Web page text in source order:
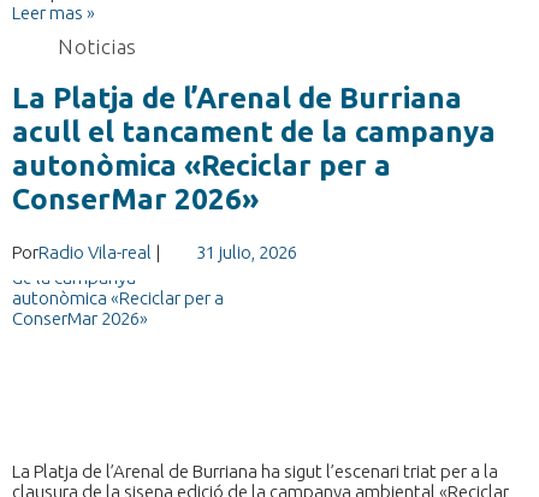
Leer mas »
Noticias
La Platja de l’Arenal de Burriana
acull el tancament de la campanya
autonòmica «Reciclar per a
ConserMar 2026»
PorRadio Vila-real | 31 julio, 2026
La Platja de l’Arenal de Burriana ha sigut l’escenari triat per a la
clausura de la sisena edició de la campanya ambiental «Reciclar